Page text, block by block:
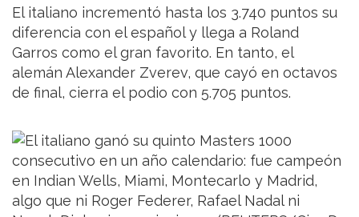
El italiano incrementó hasta los 3.740 puntos su
diferencia con el español y llega a Roland
Garros como el gran favorito. En tanto, el
alemán Alexander Zverev, que cayó en octavos
de final, cierra el podio con 5.705 puntos.